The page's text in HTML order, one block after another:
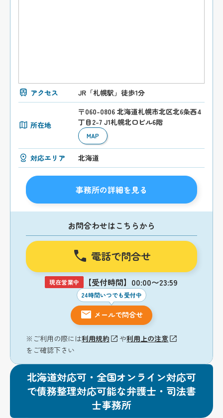
アクセス JR「札幌駅」徒歩1分
所在地
〒060-0806 北海道札幌市北区北6条西4
丁目2-7 J1札幌北口ビル6階
MAP
対応エリア 北海道
事務所の詳細を見る
お問合わせはこちらから
電話で問合せ
現在営業中 【受付時間】00:00〜23:59
24時間いつでも受付中
メールで問合せ
※ご利用の際には利用規約 や利用上の注意
をご確認下さい
北海道対応可・全国オンライン対応可
で債務整理対応可能な弁護士・司法書
士事務所